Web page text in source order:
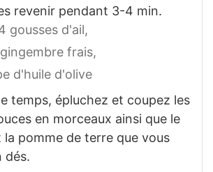
revenir pendant 3-4 min.
gousses d'ail,
frais,
d'huile d'olive
temps, épluchez et coupez les
en morceaux ainsi que le
pomme de terre que vous
dés.